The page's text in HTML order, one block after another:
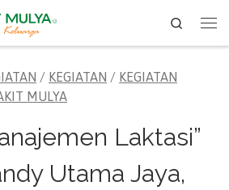
Search
/ KEGIATAN / KEGIATAN
MULYA
Laktasi”
Utama Jaya,